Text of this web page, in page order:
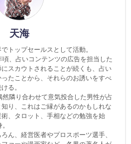
天海
トップセールスとして活動。
、占いコンテンツの広告を担当した
スカウトされることが続くも、占い
たことから、それらのお誘いをすべ
る。
隣り合わせて意気投合した男性が占
り、これはご縁があるのかもしれな
、タロット、手相などの勉強を始
ん、経営医者やプロスポーツ選手、